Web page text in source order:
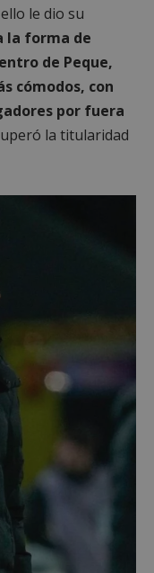
le dio su
la forma de
de Peque,
cómodos, con
por fuera
la titularidad